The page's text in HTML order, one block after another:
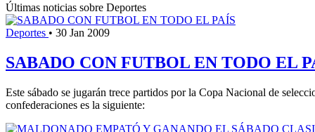
Últimas noticias sobre Deportes
Deportes • 30 Jan 2009
SABADO CON FUTBOL EN TODO EL
Este sábado se jugarán trece partidos por la Copa Nacional de
confederaciones es la siguiente: